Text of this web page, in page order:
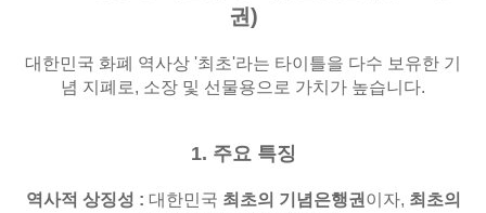
권)
대한민국 화폐 역사상 '최초'라는 타이틀을 다수 보유한 기
념 지폐로, 소장 및 선물용으로 가치가 높습니다.
1. 주요 특징
역사적 상징성 : 대한민국 최초의 기념은행권 이자, 최초의